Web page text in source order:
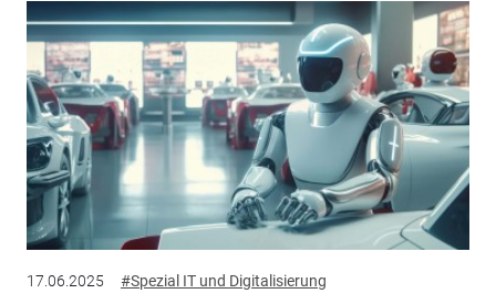
17.06.2025 #Spezial IT und Digitalisierung